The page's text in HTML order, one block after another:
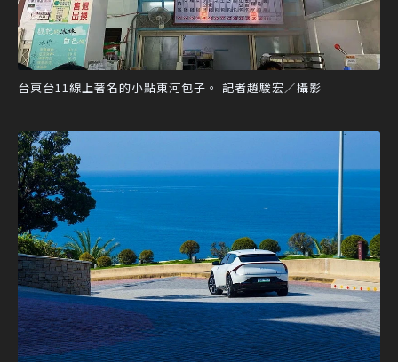
台東台11線上著名的小點東河包子。 記者趙駿宏／攝影